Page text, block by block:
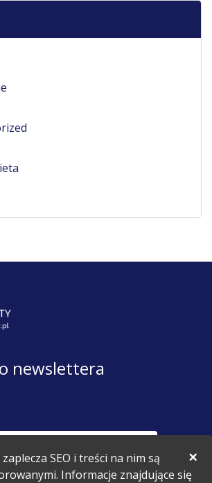
×
SEO i treści na nim są
Informacje znajdujące się
newslettera